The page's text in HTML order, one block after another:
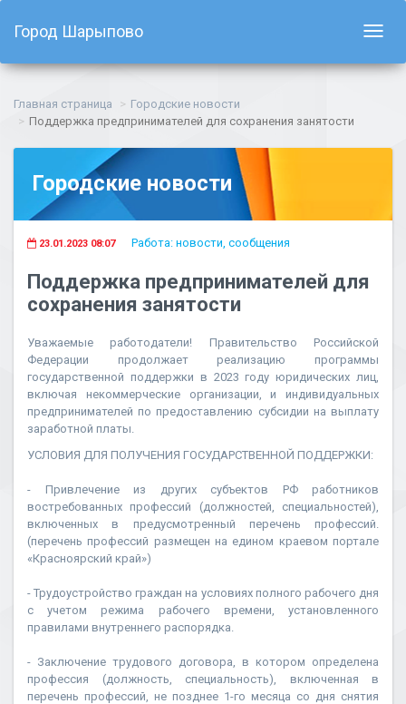
Город Шарыпово
Главная страница
Городские новости
Поддержка предпринимателей для сохранения занятости
Городские новости
23.01.2023 08:07 Работа: новости, сообщения
Поддержка предпринимателей для
сохранения занятости
Уважаемые работодатели! Правительство Российской
Федерации продолжает реализацию программы
государственной поддержки в 2023 году юридических лиц,
включая некоммерческие организации, и индивидуальных
предпринимателей по предоставлению субсидии на выплату
заработной платы.
УСЛОВИЯ ДЛЯ ПОЛУЧЕНИЯ ГОСУДАРСТВЕННОЙ ПОДДЕРЖКИ:
- Привлечение из других субъектов РФ работников
востребованных профессий (должностей, специальностей),
включенных в предусмотренный перечень профессий.
(перечень профессий размещен на едином краевом портале
«Красноярский край»)
- Трудоустройство граждан на условиях полного рабочего дня
с учетом режима рабочего времени, установленного
правилами внутреннего распорядка.
- Заключение трудового договора, в котором определена
профессия (должность, специальность), включенная в
перечень профессий, не позднее 1-го месяца со дня снятия